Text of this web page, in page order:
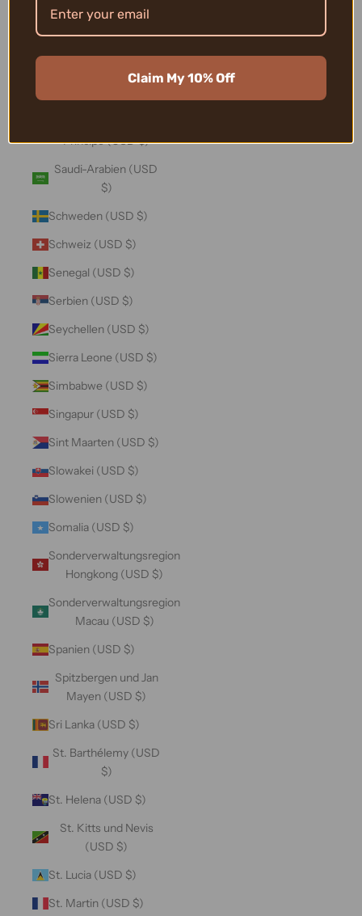
Salomonen (USD $)
Sambia (USD $)
Príncipe (USD $)
Saudi-Arabien (USD
$)
Schweden (USD $)
Schweiz (USD $)
Senegal (USD $)
Serbien (USD $)
Seychellen (USD $)
Sierra Leone (USD $)
Simbabwe (USD $)
Singapur (USD $)
Sint Maarten (USD $)
Slowakei (USD $)
Slowenien (USD $)
Somalia (USD $)
Sonderverwaltungsregion
Hongkong (USD $)
Sonderverwaltungsregion
Macau (USD $)
Spanien (USD $)
Spitzbergen und Jan
Mayen (USD $)
Sri Lanka (USD $)
St. Barthélemy (USD
$)
St. Helena (USD $)
St. Kitts und Nevis
(USD $)
St. Lucia (USD $)
St. Martin (USD $)
Claim My 10% Off